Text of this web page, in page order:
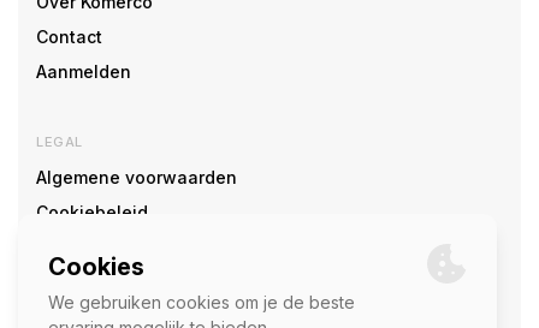
Contact
Aanmelden
LEGAL
Algemene voorwaarden
Cookiebeleid
SOCIAL